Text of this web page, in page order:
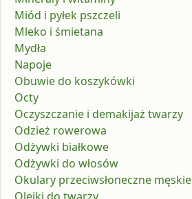
Miód i pyłek pszczeli
Mleko i śmietana
Mydła
Napoje
Obuwie do koszykówki
Octy
Oczyszczanie i demakijaż twarzy
Odzież rowerowa
Odżywki białkowe
Odżywki do włosów
Okulary przeciwsłoneczne męskie